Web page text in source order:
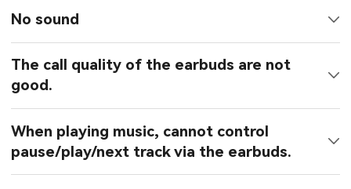
No sound
The call quality of the earbuds are not
good.
When playing music, cannot control
pause/play/next track via the earbuds.